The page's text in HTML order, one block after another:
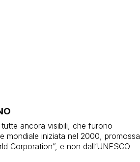
ancora visibili, che furono
mondiale iniziata nel 2000, promossa
Corporation”, e non dall’UNESCO